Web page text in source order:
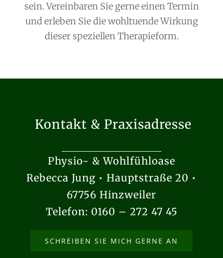
sein. Vereinbaren Sie gerne einen Termin
und erleben Sie die wohltuende Wirkung
dieser speziellen Therapieform.
Kontakt & Praxisadresse
Physio- & Wohlfühloase
Rebecca Jung • Hauptstraße 20 •
67756 Hinzweiler
Telefon: 0160 – 272 47 45
SCHREIBEN SIE MICH GERNE AN